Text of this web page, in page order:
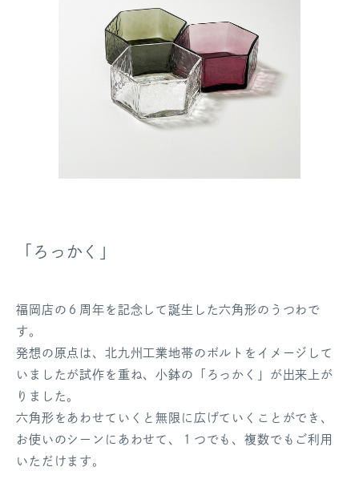
「ろっかく」
福岡店の６周年を記念して誕生した六角形のうつわで
す。
発想の原点は、北九州工業地帯のボルトをイメージして
いましたが試作を重ね、小鉢の「ろっかく」が出来上が
りました。
六角形をあわせていくと無限に広げていくことができ、
お使いのシーンにあわせて、１つでも、複数でもご利用
いただけます。